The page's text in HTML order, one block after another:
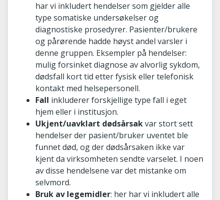
har vi inkludert hendelser som gjelder alle
type somatiske undersøkelser og
diagnostiske prosedyrer. Pasienter/brukere
og pårørende hadde høyst andel varsler i
denne gruppen. Eksempler på hendelser:
mulig forsinket diagnose av alvorlig sykdom,
dødsfall kort tid etter fysisk eller telefonisk
kontakt med helsepersonell.
Fall inkluderer forskjellige type fall i eget
hjem eller i institusjon.
Ukjent/uavklart dødsårsakvar stort sett
hendelser der pasient/bruker uventet ble
funnet død, og der dødsårsaken ikke var
kjent da virksomheten sendte varselet. I noen
av disse hendelsene var det mistanke om
selvmord.
Bruk av legemidler: her har vi inkludert alle